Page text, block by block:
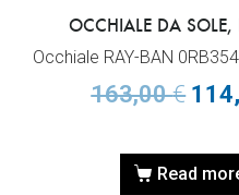
OCCHIALE DA SOLE,
Occhiale RAY-BAN
163,00€
Read